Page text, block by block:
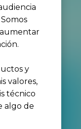
y
valores,
técnico
algo de